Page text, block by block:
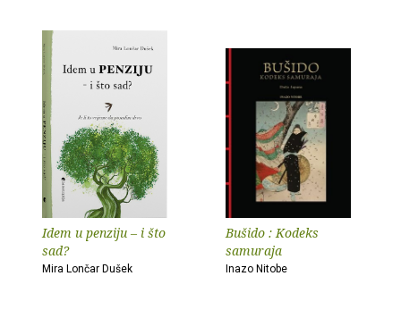
Idem u penziju – i što
sad?
Mira Lončar Dušek
Bušido : Kodeks
samuraja
Inazo Nitobe